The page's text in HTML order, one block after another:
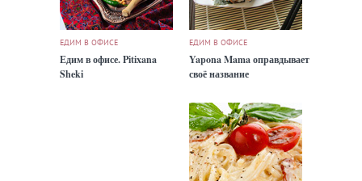
ЕДИМ В ОФИСЕ
Едим в офисе. Pitixana
Sheki
ЕДИМ В ОФИСЕ
Yapona Mama оправдывает
своё название